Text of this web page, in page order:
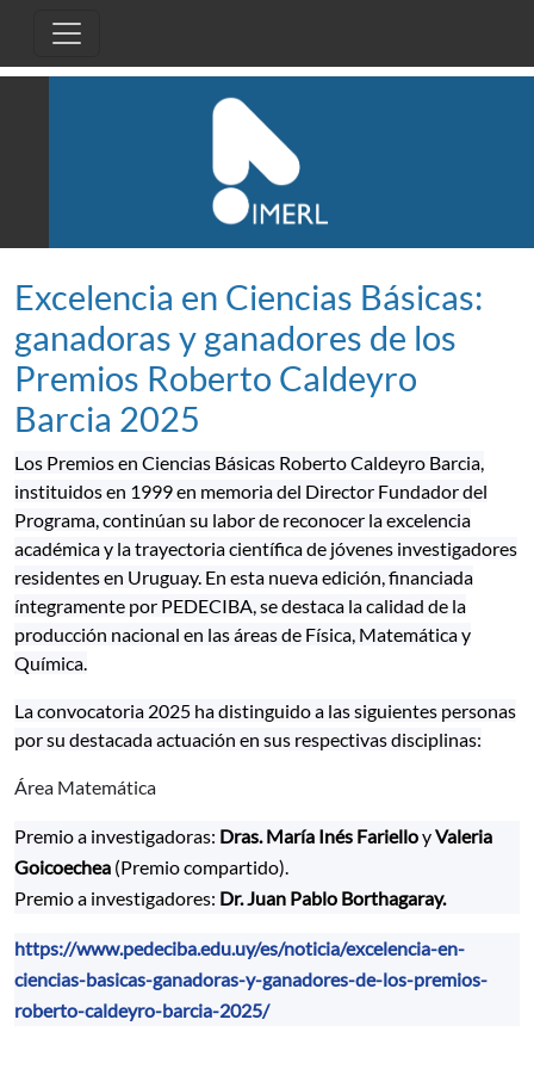
Excelencia en Ciencias Básicas:
ganadoras y ganadores de los
Premios Roberto Caldeyro
Barcia 2025
Los Premios en Ciencias Básicas Roberto Caldeyro Barcia,
instituidos en 1999 en memoria del Director Fundador del
Programa, continúan su labor de reconocer la excelencia
académica y la trayectoria científica de jóvenes investigadores
residentes en Uruguay. En esta nueva edición, financiada
íntegramente por PEDECIBA, se destaca la calidad de la
producción nacional en las áreas de Física, Matemática y
Química.
La convocatoria 2025 ha distinguido a las siguientes personas
por su destacada actuación en sus respectivas disciplinas:
Área Matemática
Premio a investigadoras: Dras. María Inés FarielloyValeria
Goicoechea (Premio compartido).
Premio a investigadores: Dr. Juan Pablo Borthagaray.
https://www.pedeciba.edu.uy/es/noticia/excelencia-en-
ciencias-basicas-ganadoras-y-ganadores-de-los-premios-
roberto-caldeyro-barcia-2025/